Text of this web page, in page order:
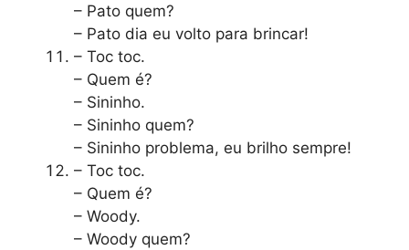
– Pato quem?
– Pato dia eu volto para brincar!
– Toc toc.
– Quem é?
– Sininho.
– Sininho quem?
– Sininho problema, eu brilho sempre!
– Toc toc.
– Quem é?
– Woody.
– Woody quem?